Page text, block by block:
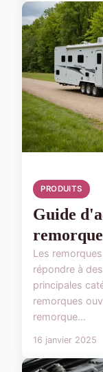
PRODUITS
Guide
Les
répondre à
principales
remorques
remorque...
16 janvier 2025